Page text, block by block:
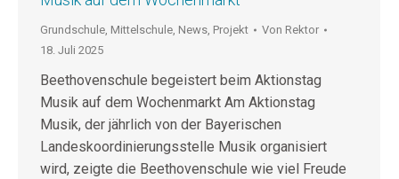
Grundschule, Mittelschule, News, Projekt Von Rektor
18. Juli 2025
Beethovenschule begeistert beim Aktionstag
Musik auf dem Wochenmarkt Am Aktionstag
Musik, der jährlich von der Bayerischen
Landeskoordinierungsstelle Musik organisiert
wird, zeigte die Beethovenschule wie viel Freude